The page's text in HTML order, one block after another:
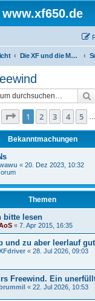
www.xf650.de
Die XF und die Moppeds der ehemaligen XF-Treiber
Seite 1von 60
1 2 3 4 5
Bekanntmachungen
« 20. Dez 2023, 10:32
Themen
bitte lesen
« 7. Apr 2015, 16:35
und zu aber leerlauf gut
« 28. Jul 2026, 09:03
Freewind. Ein
« 22. Jul 2026, 10:53